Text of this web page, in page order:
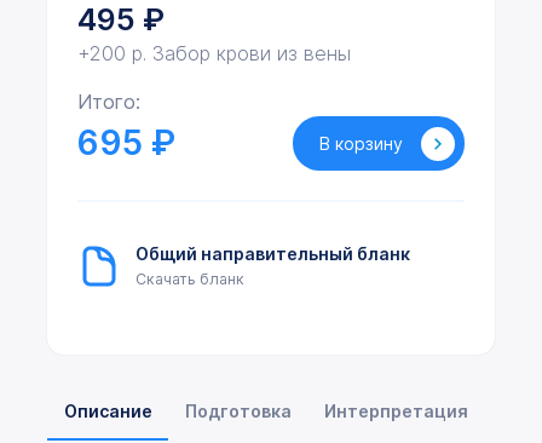
Описание Подготовка Интерпретация
495 ₽
+200 р. Забор крови из вены
Итого:
695 ₽ В корзину
Общий направительный бланк
Скачать бланк